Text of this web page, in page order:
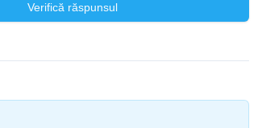
Verifică răspunsul